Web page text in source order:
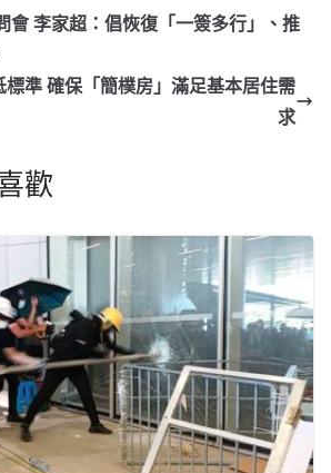
會 李家超：倡恢復「一簽多行」、推
準 確保「簡樸房」滿足基本居住需
求
歡